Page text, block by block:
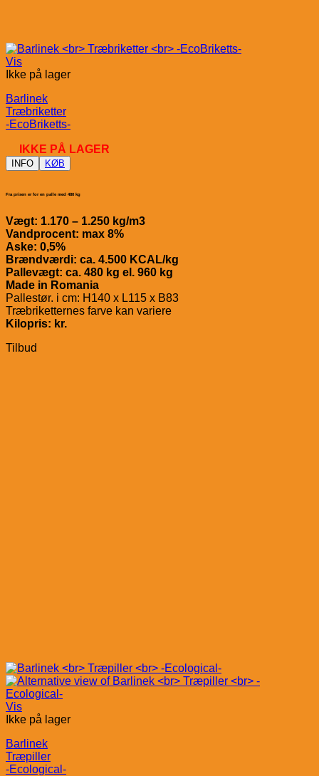
Vis
Ikke på lager
Barlinek
Træbriketter
-EcoBriketts-
IKKE PÅ LAGER
INFO KØB
Fra prisen er for en palle med 480 kg
Vægt: 1.170 – 1.250 kg/m3
Vandprocent: max 8%
Aske: 0,5%
Brændværdi: ca. 4.500 KCAL/kg
Pallevægt: ca. 480 kg el. 960 kg
Made in Romania
Pallestør. i cm: H140 x L115 x B83
Træbriketternes farve kan variere
Kilopris: kr.
Tilbud
Vis
Ikke på lager
Barlinek
Træpiller
-Ecological-